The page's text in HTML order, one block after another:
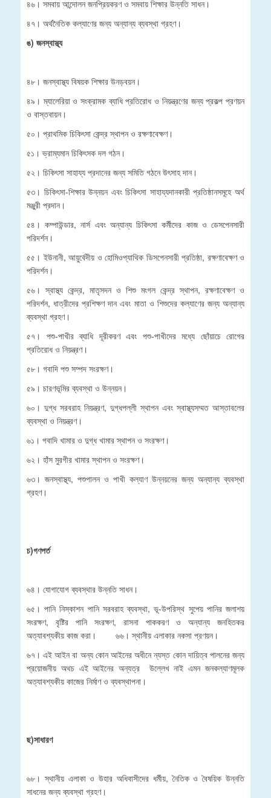
৪৬। সমবায় আন্দোলন জনপ্রিয়করণ ও সমবায় শিক্ষার উন্নতি সাধন।
৪৭। অর্থনৈতিক কল্যাণের জন্য অন্যান্য ব্যবস্থা গ্রহণ।
ঙ) জনস্বাস্থ্য
৪৮। জনস্বাস্থ্য বিষয়ক শিক্ষার উনড়বয়ন।
৪৯। ম্যালেরিয়া ও সংক্রামক ব্যাধি প্রতিরোধ ও নিয়ন্ত্রণের জন্য প্রকল্প প্রণয়ন
ও বাস্তবায়ন।
৫০। প্রাথমিক চিকিৎসা কেন্দ্র স্থাপন ও রক্ষণাবেক্ষণ।
৫১। ভ্রাম্যমান চিকিৎসক দল গঠন।
৫২। চিকিৎসা সাহায্য প্রদানের জন্য সমিতি গঠনে উৎসাহ দান।
৫৩। চিকিৎসা-শিক্ষার উন্নয়ন এবং চিকিৎসা সাহায্যদানকারী প্রতিষ্ঠানসমূহে অর্থ
মঞ্জুরী প্রদান।
৫৪। কম্পাউন্ডার, নার্স এবং অন্যান্য চিকিৎসা কর্মীদের কাজ ও ডেসপেনসারী
পরিদর্শন।
৫৫। ইউনানী, আয়ুর্বেদীয় ও হোমিওপ্যাথিক ডিসপেনসারী প্রতিষ্ঠা, রক্ষণাবেক্ষণ ও
পরিদর্শন।
৫৬। স্বাস্থ্য কেন্দ্র, মাতৃসদন ও শিশু মংগল কেন্দ্র স্থাপন, রক্ষণাবেক্ষণ ও
পরিদর্শন, ধাত্রীদের প্রশিক্ষণ দান এবং মাতা ও শিশুদের কল্যাণের জন্য অন্যান্য
ব্যবস্থা গ্রহণ।
৫৭। পশু-পাখীর ব্যাধি দূরীকরণ এবং পশু-পাখীদের মধ্যে ছোঁয়াচে রোগের
প্রতিরোধ ও নিয়ন্ত্রণ।
৫৮। গবাদি পশু সম্পদ সংরক্ষণ।
৫৯। চারণভূমির ব্যবস্থা ও উন্নয়ন।
৬০। দুগ্ধ সরবরাহ নিয়ন্ত্রণ, দুগ্ধপল্লী স্থাপন এবং স্বাস্থ্যসম্মত আস্তাবলের
ব্যবস্থা ও নিয়ন্ত্রণ।
৬১। গবাদি খামার ও দুগ্ধ খামার স্থাপন ও সংরক্ষণ।
৬২। হাঁস মুরগীর খামার স্থাপন ও সংরক্ষণ।
৬৩। জনস্বাস্থ্য, পশুপালন ও পাখী কল্যাণ উন্নয়নের জন্য অন্যান্য ব্যবস্থা
গ্রহণ।
চ)গণপর্ত
৬৪। যোগাযোগ ব্যবস্থার উন্নতি সাধন।
৬৫। পানি নিস্কাশন পানি সরবরাহ ব্যবস্থা, ভূ-উপরিস্থ সুপেয় পানির জলাশয়
সংরক্ষণ, বৃষ্টির পানি সংরক্ষণ, রাসনা পাককরণ ও অন্যান্য জনহিতকর
অত্যাবশ্যকীয় কাজ করা। ৬৬। স্থানীয় এলাকার নকসা প্রণয়ন।
৬৭। এই আইন বা অন্য কোন আইনের অধীনে ন্যস্ত কোন দায়িত্ব পালনের জন্য
প্রয়োজনীয় অথচ এই আইনের অন্যত্র উল্লেখ নাই এমন জনকল্যাণমূলক
অত্যাবশ্যকীয় কাজের নির্মাণ ও ব্যবস্থাপনা।
ছ)সাধারণ
৬৮। স্থানীয় এলাকা ও উহার অধিবাসীদের ধর্মীয়, নৈতিক ও বৈষয়িক উন্নতি
সাধনের জন্য ব্যবস্থা গ্রহণ।